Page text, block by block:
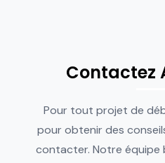
Contactez
Pour tout projet de
pour obtenir des
contacter. Notre équipe